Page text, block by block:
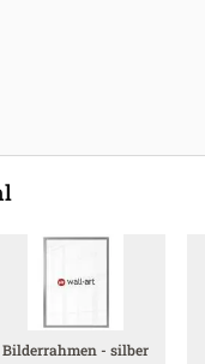
Bilderrahmen - silber